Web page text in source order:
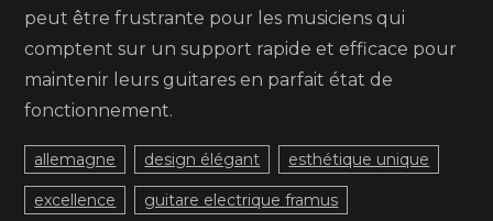
peut être frustrante pour les musiciens qui
comptent sur un support rapide et efficace pour
maintenir leurs guitares en parfait état de
fonctionnement.
allemagne design élégant esthétique unique
excellence guitare electrique framus